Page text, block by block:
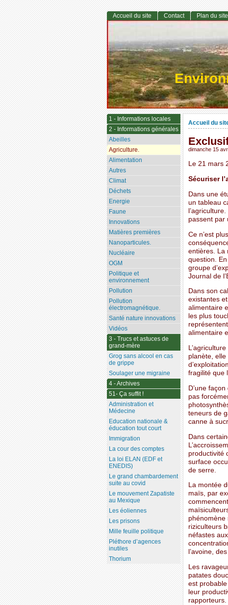
Accueil du
dimanche 15
Le 21 mars
Sécuriser
Dans une
un tableau
passent par
Ce n’est
entières. La
question.
groupe
Journal de
Dans son
existantes
alimentaire
les plus
alimentaire
planète,
fragilité que
D’une
pas
teneurs de
canne à
Dans
productivité
surface
de serre.
La montée
maïs, par
phénomène
riziculteurs
néfastes
l’avoine,
Les
patates
est
leur
rapporteurs.
Accueil du site Contact Plan du site
1 - Informations locales
2 - Informations générales
Abeilles
Agriculture.
Alimentation
Autres
Climat
Déchets
Energie
Faune
Innovations
Matières premières
Nanoparticules.
Nucléaire
OGM
Politique et
environnement
Pollution
Pollution
électromagnétique.
Santé nature innovations
Vidéos
3 - Trucs et astuces de
grand-mère
Grog sans alcool en cas
de grippe
Soulager une migraine
4 - Archives
51- Ça suffit !
Administration et
Médecine
Education nationale &
éducation tout court
Immigration
La cour des comptes
La loi ELAN (EDF et
ENEDIS)
Le grand chambardement
suite au covid
Le mouvement Zapatiste
au Mexique
Les éoliennes
Les prisons
Mille feuille politique
Pléthore d’agences
inutiles
Thorium